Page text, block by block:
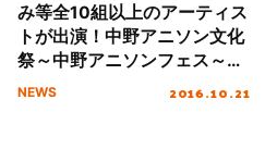
み等全10組以上のアーティス
トが出演！中野アニソン文化
祭～中野アニソンフェス～が
まもなく開催！
NEWS 2016.10.21